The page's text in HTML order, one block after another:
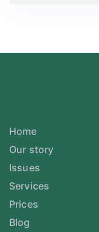
Home
Our story
Issues
Services
Prices
Blog